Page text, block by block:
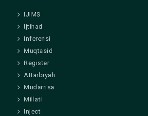
IJIMS
Ijtihad
Inferensi
Muqtasid
Register
Attarbiyah
Mudarrisa
Millati
Inject